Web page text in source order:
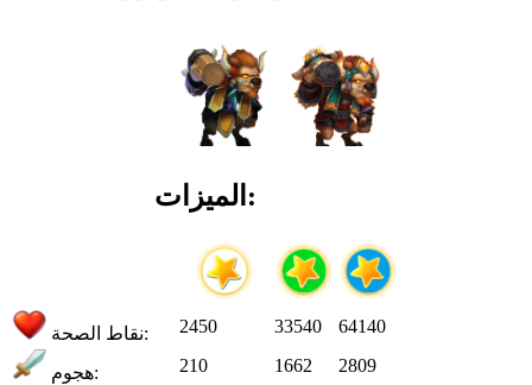
الميزات:
نقاط الصحة: 2450 33540 64140
هجوم: 210 1662 2809